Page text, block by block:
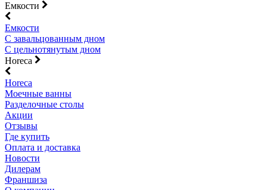
Емкости
Емкости
С завальцованным дном
С цельнотянутым дном
Horeca
Horeca
Моечные ванны
Разделочные столы
Акции
Отзывы
Где купить
Оплата и доставка
Новости
Дилерам
Франшиза